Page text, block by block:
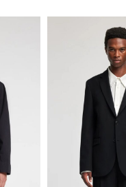
DetailsDieses
Produkt
mehrere
Varianten
auf.
Die
Optionen
können
auf
der